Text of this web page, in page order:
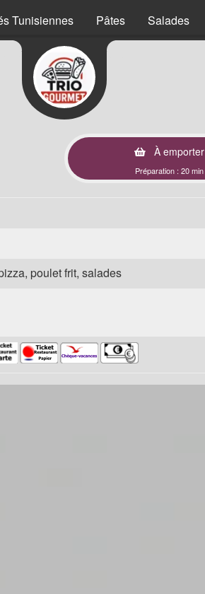
Tunisiennes Pâtes Salades
À emporter
Préparation : 20 min
poulet frit, salades